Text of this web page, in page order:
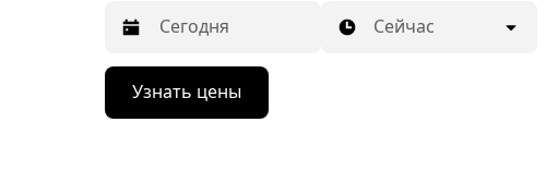
Нажмите
стрелку
вниз,
Сейчас
Узнать цены